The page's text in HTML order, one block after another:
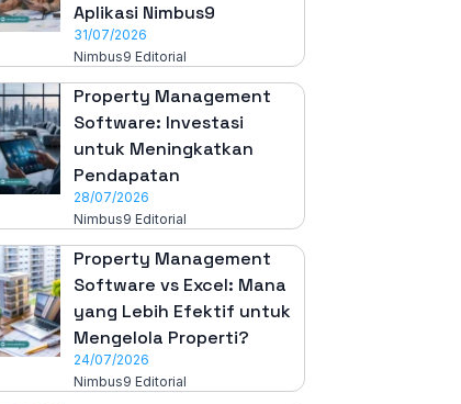
Aplikasi Nimbus9
31/07/2026
Nimbus9 Editorial
Property Management
Software: Investasi
untuk Meningkatkan
Pendapatan
28/07/2026
Nimbus9 Editorial
Property Management
Software vs Excel: Mana
yang Lebih Efektif untuk
Mengelola Properti?
24/07/2026
Nimbus9 Editorial